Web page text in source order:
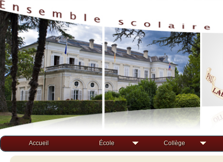
Accueil École Collège